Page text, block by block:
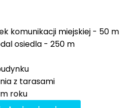
komunikacji miejskiej - 50 m
osiedla - 250 m
z tarasami
roku